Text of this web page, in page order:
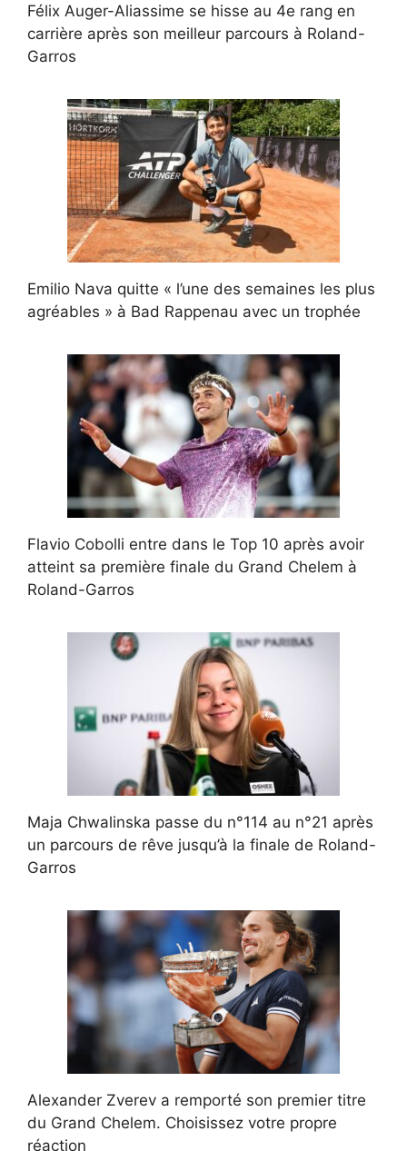
Félix Auger-Aliassime se hisse au 4e rang en
carrière après son meilleur parcours à Roland-
Garros
Emilio Nava quitte « l’une des semaines les plus
agréables » à Bad Rappenau avec un trophée
Flavio Cobolli entre dans le Top 10 après avoir
atteint sa première finale du Grand Chelem à
Roland-Garros
Maja Chwalinska passe du n°114 au n°21 après
un parcours de rêve jusqu’à la finale de Roland-
Garros
Alexander Zverev a remporté son premier titre
du Grand Chelem. Choisissez votre propre
réaction